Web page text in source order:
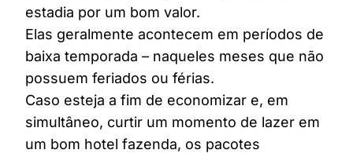
estadia por um bom valor.
Elas geralmente acontecem em períodos de
baixa temporada – naqueles meses que não
possuem feriados ou férias.
Caso esteja a fim de economizar e, em
simultâneo, curtir um momento de lazer em
um bom hotel fazenda, os pacotes